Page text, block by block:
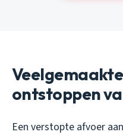
ontstoppen
Een verstopte afvoer